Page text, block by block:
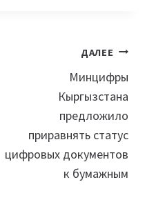
ДАЛЕЕ
Минцифры
Кыргызстана
предложило
приравнять статус
цифровых документов
к бумажным